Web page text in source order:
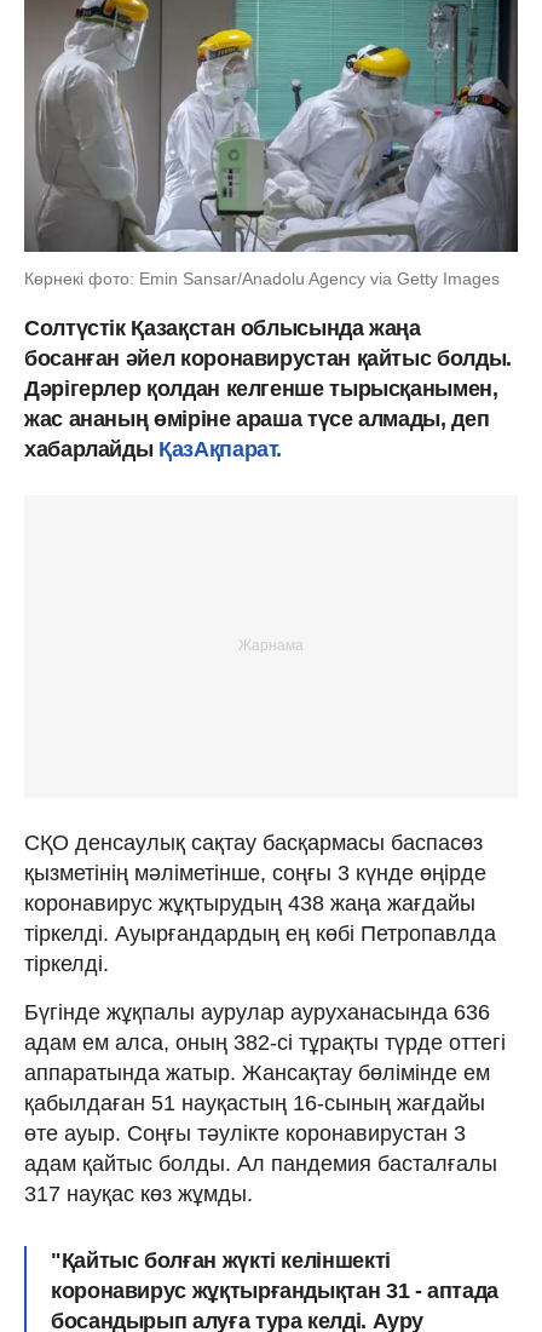
Көрнекі фото: Emin Sansar/Anadolu Agency via Getty Images
Солтүстік Қазақстан облысында жаңа
босанған әйел коронавирустан қайтыс болды.
Дәрігерлер қолдан келгенше тырысқанымен,
жас ананың өміріне араша түсе алмады, деп
хабарлайды ҚазАқпарат.
СҚО денсаулық сақтау басқармасы баспасөз
қызметінің мәліметінше, соңғы 3 күнде өңірде
коронавирус жұқтырудың 438 жаңа жағдайы
тіркелді. Ауырғандардың ең көбі Петропавлда
тіркелді.
Бүгінде жұқпалы аурулар ауруханасында 636
адам ем алса, оның 382-сі тұрақты түрде оттегі
аппаратында жатыр. Жансақтау бөлімінде ем
қабылдаған 51 науқастың 16-сының жағдайы
өте ауыр. Соңғы тәулікте коронавирустан 3
адам қайтыс болды. Ал пандемия басталғалы
317 науқас көз жұмды.
"Қайтыс болған жүкті келіншекті
коронавирус жұқтырғандықтан 31 - аптада
босандырып алуға тура келді. Ауру